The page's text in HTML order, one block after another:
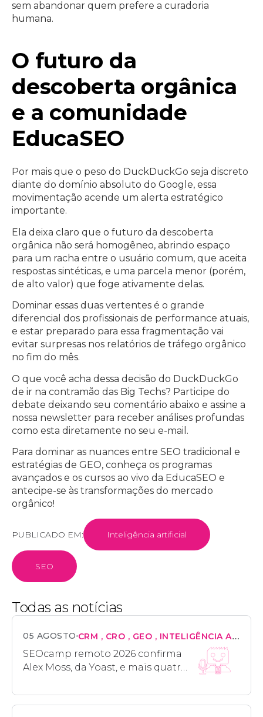
sem abandonar quem prefere a curadoria
humana.
O futuro da
descoberta orgânica
e a comunidade
EducaSEO
Por mais que o peso do DuckDuckGo seja discreto
diante do domínio absoluto do Google, essa
movimentação acende um alerta estratégico
importante.
Ela deixa claro que o futuro da descoberta
orgânica não será homogêneo, abrindo espaço
para um racha entre o usuário comum, que aceita
respostas sintéticas, e uma parcela menor (porém,
de alto valor) que foge ativamente delas.
Dominar essas duas vertentes é o grande
diferencial dos profissionais de performance atuais,
e estar preparado para essa fragmentação vai
evitar surpresas nos relatórios de tráfego orgânico
no fim do mês.
O que você acha dessa decisão do DuckDuckGo
de ir na contramão das Big Techs? Participe do
debate deixando seu comentário abaixo e assine a
nossa newsletter para receber análises profundas
como esta diretamente no seu e-mail.
Para dominar as nuances entre SEO tradicional e
estratégias de GEO, conheça os programas
avançados e os cursos ao vivo da EducaSEO e
antecipe-se às transformações do mercado
orgânico!
PUBLICADO EM: Inteligência artificial
SEO
Todas as notícias
05 AGOSTO CRM CRO GEO INTELIGÊNCIA ARTIFICIAL
SEOcamp remoto 2026 confirma
Alex Moss, da Yoast, e mais quatro